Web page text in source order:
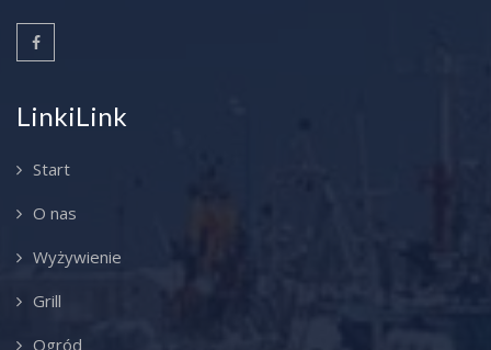
LinkiLink
Start
O nas
Wyżywienie
Grill
Ogród